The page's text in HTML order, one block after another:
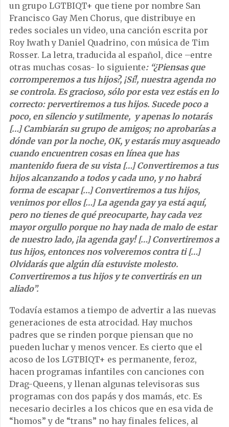
un grupo LGTBIQT+ que tiene por nombre San
Francisco Gay Men Chorus, que distribuye en
redes sociales un video, una canción escrita por
Roy Iwath y Daniel Quadrino, con música de Tim
Rosser. La letra, traducida al español, dice –entre
otras muchas cosas- lo siguiente: “¿Piensas que
corromperemos a tus hijos?, ¡Sí!, nuestra agenda no
se controla. Es gracioso, sólo por esta vez estás en lo
correcto: pervertiremos a tus hijos. Sucede poco a
poco, en silencio y sutilmente, y apenas lo notarás
[…] Cambiarán su grupo de amigos; no aprobarías a
dónde van por la noche, OK, y estarás muy asqueado
cuando encuentren cosas en línea que has
mantenido fuera de su vista […] Convertiremos a tus
hijos alcanzando a todos y cada uno, y no habrá
forma de escapar […] Convertiremos a tus hijos,
venimos por ellos […] La agenda gay ya está aquí,
pero no tienes de qué preocuparte, hay cada vez
mayor orgullo porque no hay nada de malo de estar
de nuestro lado, ¡la agenda gay! […] Convertiremos a
tus hijos, entonces nos volveremos contra ti […]
Olvidarás que algún día estuviste molesto.
Convertiremos a tus hijos y te convertirás en un
aliado”.
Todavía estamos a tiempo de advertir a las nuevas
generaciones de esta atrocidad. Hay muchos
padres que se rinden porque piensan que no
pueden luchar y menos vencer. Es cierto que el
acoso de los LGTBIQT+ es permanente, feroz,
hacen programas infantiles con canciones con
Drag-Queens, y llenan algunas televisoras sus
programas con dos papás y dos mamás, etc. Es
necesario decirles a los chicos que en esa vida de
“homos” y de “trans” no hay finales felices, al